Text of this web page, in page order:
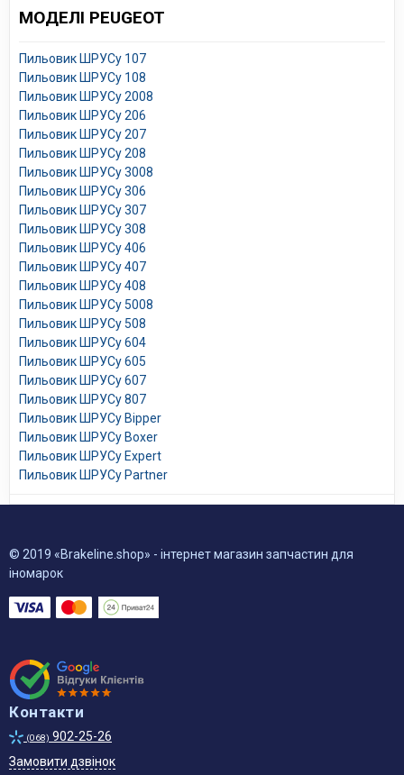
МОДЕЛІ PEUGEOT
Пильовик ШРУСу 107
Пильовик ШРУСу 108
Пильовик ШРУСу 2008
Пильовик ШРУСу 206
Пильовик ШРУСу 207
Пильовик ШРУСу 208
Пильовик ШРУСу 3008
Пильовик ШРУСу 306
Пильовик ШРУСу 307
Пильовик ШРУСу 308
Пильовик ШРУСу 406
Пильовик ШРУСу 407
Пильовик ШРУСу 408
Пильовик ШРУСу 5008
Пильовик ШРУСу 508
Пильовик ШРУСу 604
Пильовик ШРУСу 605
Пильовик ШРУСу 607
Пильовик ШРУСу 807
Пильовик ШРУСу Bipper
Пильовик ШРУСу Boxer
Пильовик ШРУСу Expert
Пильовик ШРУСу Partner
© 2019 «Brakeline.shop» - інтернет магазин запчастин для
іномарок
Контакти
(068) 902-25-26
Замовити дзвінок